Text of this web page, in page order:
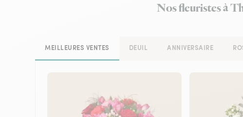
Nos fleuristes à
MEILLEURES VENTES DEUIL ANNIVERSAIRE